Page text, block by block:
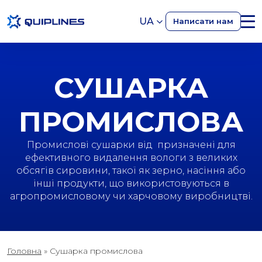
UA Написати нам
СУШАРКА
ПРОМИСЛОВА
Промислові сушарки від призначені для
ефективного видалення вологи з великих
обсягів сировини, такої як зерно, насіння або
інші продукти, що використовуються в
агропромисловому чи харчовому виробництві.
Головна » Сушарка промислова